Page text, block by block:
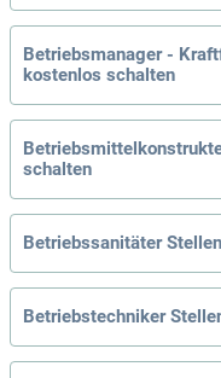
Betriebsmanager -
kostenlos schalten
schalten
Betriebssanitäter
Betriebstechniker